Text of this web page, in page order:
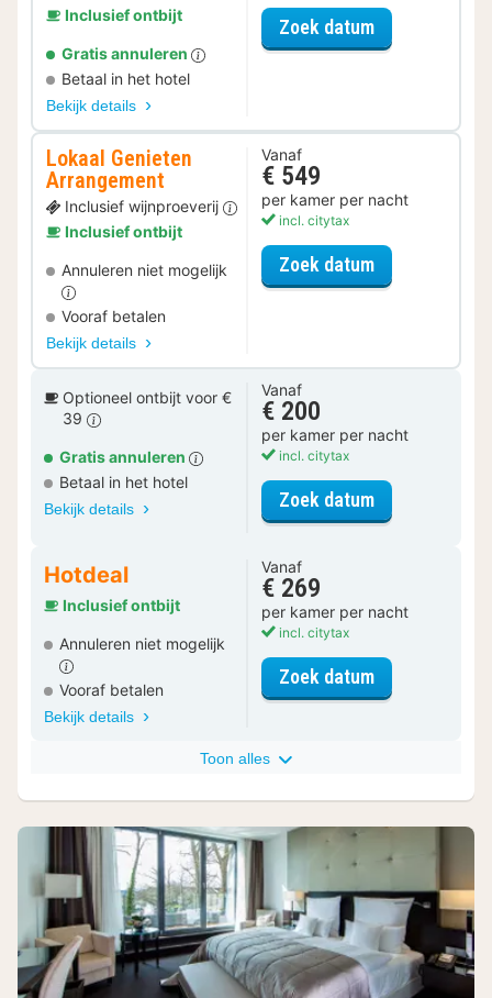
Inclusief ontbijt
Gratis annuleren
Betaal in het hotel
Bekijk details
Zoek datumvoor Early
Lokaal Genieten
Arrangement
Inclusief wijnproeverij
Inclusief ontbijt
Annuleren niet mogelijk
Vooraf betalen
Bekijk details
Vanaf
€ 549
per kamer per nacht
incl. citytax
Zoek datumvoor Lokaal
Optioneel ontbijt voor €
39
Gratis annuleren
Betaal in het hotel
Bekijk details
Vanaf
€ 200
per kamer per nacht
incl. citytax
Zoek datumvoor
Hotdeal
Inclusief ontbijt
Annuleren niet mogelijk
Vooraf betalen
Bekijk details
Vanaf
€ 269
per kamer per nacht
incl. citytax
Zoek datumvoor
Toon alles